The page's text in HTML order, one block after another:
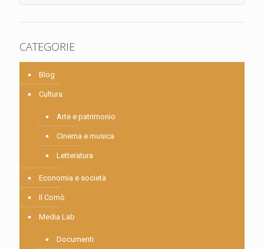
CATEGORIE
Blog
Cultura
Arte e patrimonio
Cinema e musica
Letteratura
Economia e società
Il Comò
Media Lab
Documenti